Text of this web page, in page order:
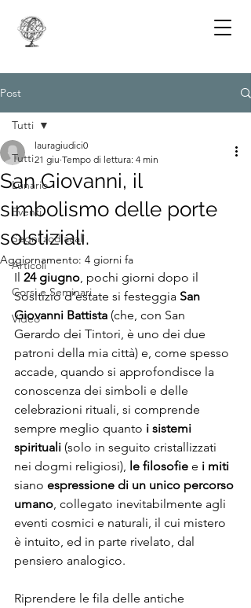
Post
Tutti
Lunario
Eventi
Segni zodiacali
Articoli
Corsi e Seminari
Video
Tutti
San Giovanni, il
simbolismo delle porte
solstiziali.
lauragiudici0
21 giu Tempo di lettura: 4 min
Aggiornamento: 4 giorni fa
Il 24 giugno, pochi giorni dopo il
Sosltizio d’estate si festeggia San
Giovanni Battista (che, con San
Gerardo dei Tintori, è uno dei due
patroni della mia città) e, come spesso
accade, quando si approfondisce la
conoscenza dei simboli e delle
celebrazioni rituali, si comprende
sempre meglio quanto i sistemi
spirituali (solo in seguito cristallizzati
nei dogmi religiosi), le filosofie e i miti
siano espressione di un unico percorso
umano, collegato inevitabilmente agli
eventi cosmici e naturali, il cui mistero
è intuito, ed in parte rivelato, dal
pensiero analogico.
Riprendere le fila delle antiche